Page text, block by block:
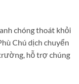
chóng thoát khỏi
Chú dịch chuyển
hỗ trợ chúng